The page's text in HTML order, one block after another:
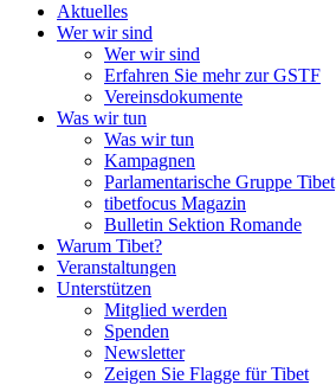
Aktuelles
Wer wir sind
Wer wir sind
Erfahren Sie mehr zur GSTF
Vereinsdokumente
Was wir tun
Was wir tun
Kampagnen
Parlamentarische Gruppe Tibet
tibetfocus Magazin
Bulletin Sektion Romande
Warum Tibet?
Veranstaltungen
Unterstützen
Mitglied werden
Spenden
Newsletter
Zeigen Sie Flagge für Tibet